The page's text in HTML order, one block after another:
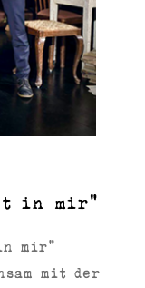
in mir“
mir“
mit der